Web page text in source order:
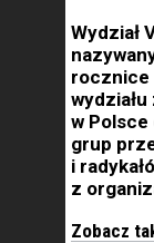
Wydział
rocznice
w Polsce
grup
i
z
Zobacz